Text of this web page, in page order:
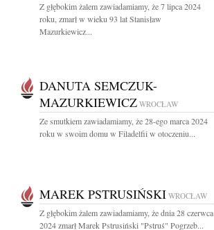
Z głębokim żalem zawiadamiamy, że 7 lipca 2024
roku, zmarł w wieku 93 lat Stanisław
Mazurkiewicz...
DANUTA SEMCZUK-
MAZURKIEWICZ WROCŁAW
Ze smutkiem zawiadamiamy, że 28-ego marca 2024
roku w swoim domu w Filadelfii w otoczeniu...
MAREK PSTRUSIŃSKI WROCŁAW
Z głębokim żalem zawiadamiamy, że dnia 28 czerwca
2024 zmarł Marek Pstrusiński "Pstruś" Pogrzeb...